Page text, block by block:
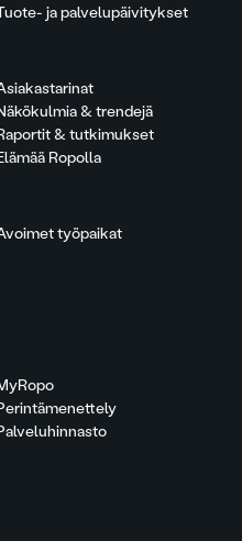
ja palvelupäivitykset
& trendejä
& tutkimukset
Ropolla
työpaikat